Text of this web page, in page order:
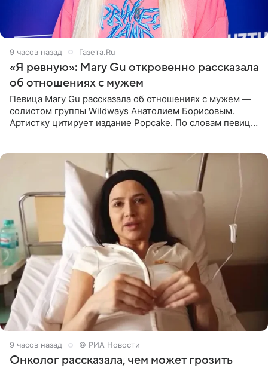
9 часов назад Газета.Ru
«Я ревную»: Mary Gu откровенно рассказала
об отношениях с мужем
Певица Mary Gu рассказала об отношениях с мужем —
солистом группы Wildways Анатолием Борисовым.
Артистку цитирует издание Popcake. По словам певицы,
9 часов назад © РИА Новости
Онколог рассказала, чем может грозить